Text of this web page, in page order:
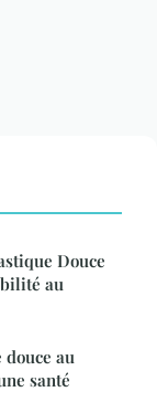
Douce
au
au
santé